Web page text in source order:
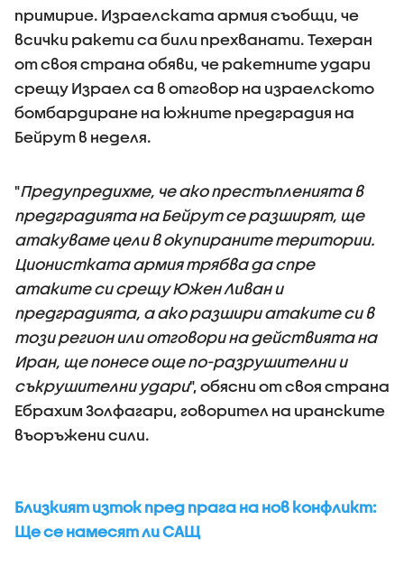
примирие. Израелската армия съобщи, че
всички ракети са били прехванати. Техеран
от своя страна обяви, че ракетните удари
срещу Израел са в отговор на израелското
бомбардиране на южните предградия на
Бейрут в неделя.
"Предупредихме, че ако престъпленията в
предградията на Бейрут се разширят, ще
атакуваме цели в окупираните територии.
Ционистката армия трябва да спре
атаките си срещу Южен Ливан и
предградията, а ако разшири атаките си в
този регион или отговори на действията на
Иран, ще понесе още по-разрушителни и
съкрушителни удари", обясни от своя страна
Ебрахим Золфагари, говорител на иранските
въоръжени сили.
Близкият изток пред прага на нов конфликт:
Ще се намесят ли САЩ